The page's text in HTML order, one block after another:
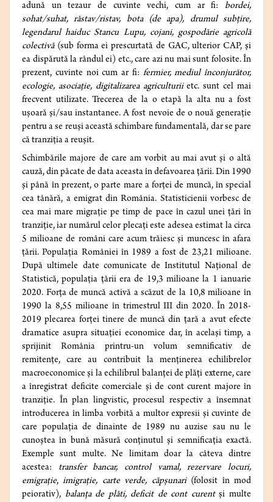
adună un tezaur de cuvinte vechi, cum ar fi: bordei,
sohat/suhat, răstav/ristav, bota (de apa), drumul subțire,
legendarul haiduc Stancu Lupu, cojani, gospodărie agricolă
colectivă(sub forma ei prescurtată de GAC, ulterior CAP, și
ea dispărută la rândul ei) etc., care azi nu mai sunt folosite. În
prezent, cuvinte noi cum ar fi: fermier, mediul înconjurător,
ecologie, asociație, digitalizarea agriculturiietc. sunt cel mai
frecvent utilizate. Trecerea de la o etapă la alta nu a fost
ușoară și/sau instantanee. A fost nevoie de o nouă generație
pentru a se reuși această schimbare fundamentală, dar se pare
că tranziția a reușit.
Schimbările majore de care am vorbit au mai avut și o altă
cauză, din păcate de data aceasta în defavoarea țării. Din 1990
și până în prezent, o parte mare a forței de muncă, în special
cea tânără, a emigrat din România. Statisticienii vorbesc de
cea mai mare migrație pe timp de pace în cazul unei țări în
tranziție, iar numărul celor plecați este adesea estimat la circa
5 milioane de români care acum trăiesc și muncesc în afara
țării. Populația României în 1989 a fost de 23,21 milioane.
După ultimele date comunicate de Institutul Național de
Statistică, populația țării era de 19,3 milioane la 1 ianuarie
2020. Forța de muncă activă a scăzut de la 10,8 milioane în
1990 la 8,55 milioane în trimestrul III din 2020. În 2018-
2019 plecarea forței tinere de muncă din țară a avut efecte
dramatice asupra situației economice dar, în același timp, a
sprijinit România printru-un volum semnificativ de
remitențe, care au contribuit la menținerea echilibrelor
macroeconomice și la echilibrul balanței de plăți externe, care
a înregistrat deficite comerciale și de cont curent majore în
tranziție. În plan lingvistic, procesul respectiv a însemnat
introducerea în limba vorbită a multor expresii și cuvinte de
care populația de dinainte de 1989 nu auzise sau nu le
cunoștea în bună măsură conținutul și semnificația exactă.
Exemple sunt multe. Ne limitam doar la câteva dintre
acestea: transfer bancar, control vamal, rezervare locuri,
emigrație,imigrație, carte verde, căpșunari(folosit în mod
peiorativ), balanța de plăti, deficit de cont curentși multe